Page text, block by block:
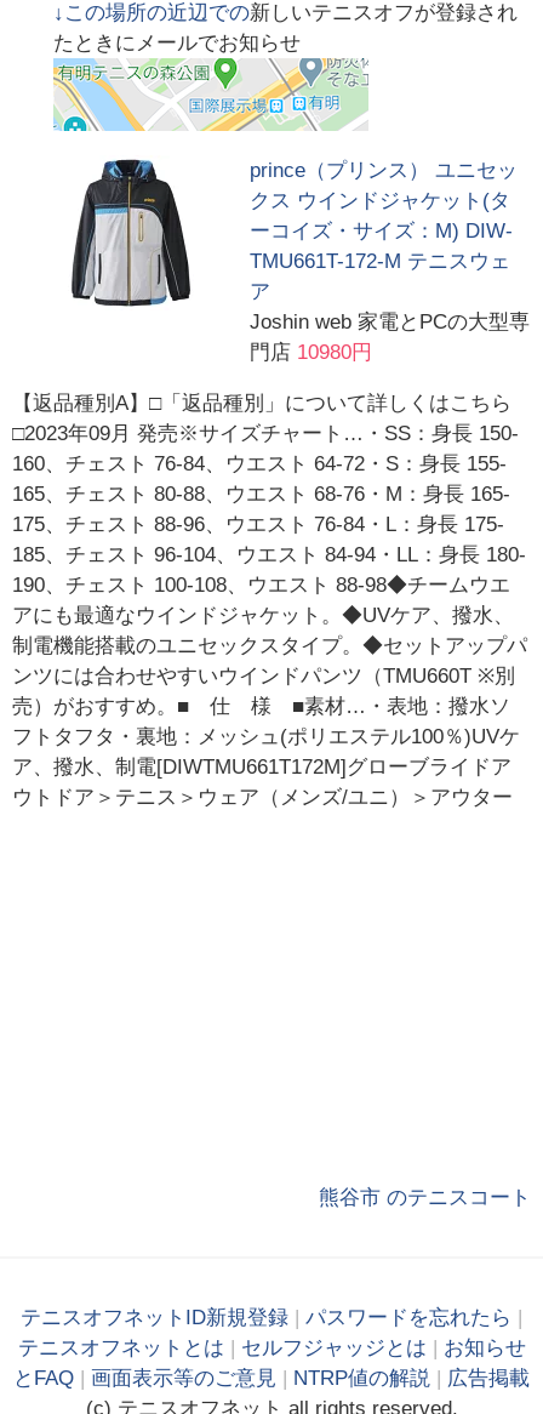
↓この場所の近辺での新しいテニスオフが登録され
たときにメールでお知らせ
prince（プリンス） ユニセッ
クス ウインドジャケット(タ
ーコイズ・サイズ：M) DIW-
TMU661T-172-M テニスウェ
ア
Joshin web 家電とPCの大型専
門店 10980円
【返品種別A】□「返品種別」について詳しくはこちら
□2023年09月 発売※サイズチャート…・SS：身長 150-
160、チェスト 76-84、ウエスト 64-72・S：身長 155-
165、チェスト 80-88、ウエスト 68-76・M：身長 165-
175、チェスト 88-96、ウエスト 76-84・L：身長 175-
185、チェスト 96-104、ウエスト 84-94・LL：身長 180-
190、チェスト 100-108、ウエスト 88-98◆チームウエ
アにも最適なウインドジャケット。◆UVケア、撥水、
制電機能搭載のユニセックスタイプ。◆セットアップパ
ンツには合わせやすいウインドパンツ（TMU660T ※別
売）がおすすめ。■ 仕 様 ■素材…・表地：撥水ソ
フトタフタ・裏地：メッシュ(ポリエステル100％)UVケ
ア、撥水、制電[DIWTMU661T172M]グローブライドア
ウトドア＞テニス＞ウェア（メンズ/ユニ）＞アウター
熊谷市 のテニスコート
テニスオフネットID新規登録 | パスワードを忘れたら |
テニスオフネットとは | セルフジャッジとは | お知らせ
とFAQ | 画面表示等のご意見 | NTRP値の解説 | 広告掲載
(c) テニス オフネット all rights reserved.